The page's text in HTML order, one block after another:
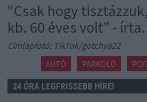
"Csak hogy
kb. 60 éves volt" - írta.
Címlapfotó: TikTok/gotchya22
AUTÓ PARKOLÓ
24 ÓRA LEGFRISSEBB HÍREI